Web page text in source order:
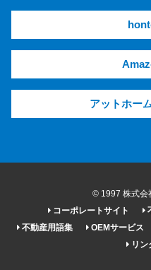
アットホー
© 1997 株式会
コーポレートサイト
不動産用語集
OEMサービス
リン